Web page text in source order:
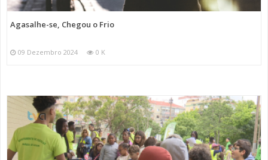
Agasalhe-se, Chegou o Frio
09 Dezembro 2024 0 K